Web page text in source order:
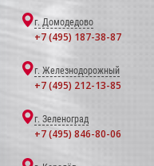
г. Домодедово
+7 (495) 187-38-87
г. Железнодорожный
+7 (495) 212-13-85
г. Зеленоград
+7 (495) 846-80-06